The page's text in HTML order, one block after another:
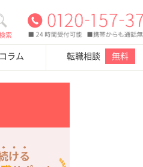
索
ラム 転職相談 無料